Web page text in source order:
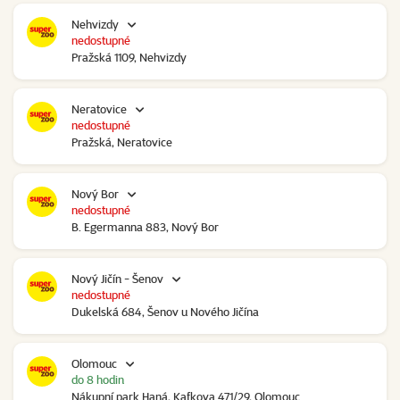
Nehvizdy
Pražská 1109, Nehvizdy
nedostupné
Neratovice
Pražská, Neratovice
nedostupné
Nový Bor
B. Egermanna 883, Nový Bor
nedostupné
Nový Jičín - Šenov
Dukelská 684, Šenov u Nového Jičína
nedostupné
Olomouc
Nákupní park Haná, Kafkova 471/29, Olomouc
do 8 hodin